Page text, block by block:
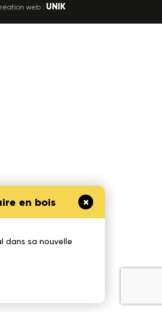
en bois
dans sa nouvelle
web : UNIK